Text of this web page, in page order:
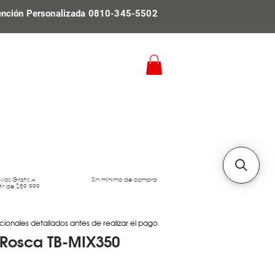
Personalizada 0810-345-5502
Gratis A
de $89.999
Sin mínimo de compra
TB-MIX350
detallados antes de realizar el pago.